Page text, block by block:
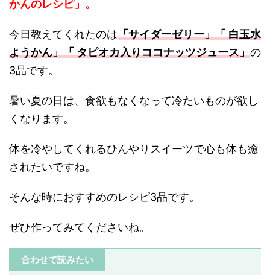
かんのレシピ」。
今日教えてくれたのは「サイダーゼリー」「 白玉水
ようかん」「 タピオカ入りココナッツジュース」の
3品です。
暑い夏の日は、食欲もなくなって冷たいものが欲し
くなります。
体を冷やしてくれるひんやりスイーツで心も体も癒
されたいですね。
そんな時におすすめのレシピ3品です。
ぜひ作ってみてくださいね。
合わせて読みたい